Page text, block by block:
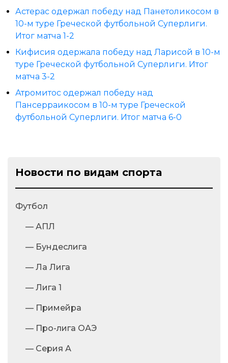
Астерас одержал победу над Панетоликосом в
10-м туре Греческой футбольной Суперлиги.
Итог матча 1-2
Кифисия одержала победу над Ларисой в 10-м
туре Греческой футбольной Суперлиги. Итог
матча 3-2
Атромитос одержал победу над
Пансерраикосом в 10-м туре Греческой
футбольной Суперлиги. Итог матча 6-0
Новости по видам спорта
Футбол
— АПЛ
— Бундеслига
— Ла Лига
— Лига 1
— Примейра
— Про-лига ОАЭ
— Серия А